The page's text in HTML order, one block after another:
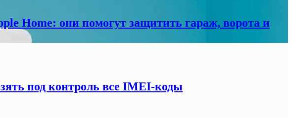
Home: они помогут защитить гараж, ворота и
под контроль все IMEI-коды